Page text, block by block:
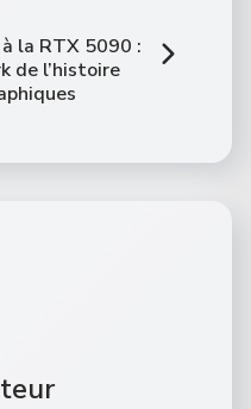
la RTX 5090 :
de l’histoire